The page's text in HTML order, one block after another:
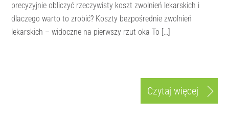
precyzyjnie obliczyć rzeczywisty koszt zwolnień lekarskich i
dlaczego warto to zrobić? Koszty bezpośrednie zwolnień
lekarskich – widoczne na pierwszy rzut oka To […]
Czytaj więcej